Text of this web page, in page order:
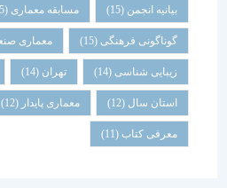
بیانیه انجمن(15) مسابقه معماری (15)
گوناگونی فرهنگی (15) معماری صنعتی(15)
زیبایی شناسی (14) تهران خدمات
استان سال(12) معماری پایدار (12)
معرفی کتاب(11)